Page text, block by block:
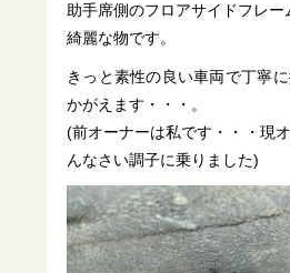
助手席側のフロアサイドフレー
綺麗な物です。
きっと素性の良い車両で丁寧
かがえます・・・。
(前オーナーは私です・・・現
んなさい調子に乗りました)